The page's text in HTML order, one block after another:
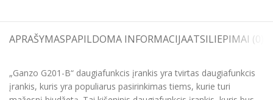
APRAŠYMASPAPILDOMA INFORMACIJAATSILIEPIMAI (0)
„Ganzo G201-B“ daugiafunkcis įrankis yra tvirtas daugiafunkcis
įrankis, kuris yra populiarus pasirinkimas tiems, kurie turi